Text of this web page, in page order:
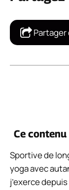
Ce
Sportive de
yoga avec
j’exerce